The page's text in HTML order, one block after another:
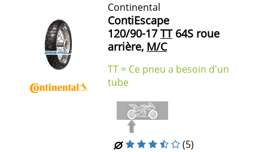
Continental
ContiEscape
120/90-17 TT64S roue
arrière, M/C
TT = Ce pneu a besoin d'un
tube
(5)